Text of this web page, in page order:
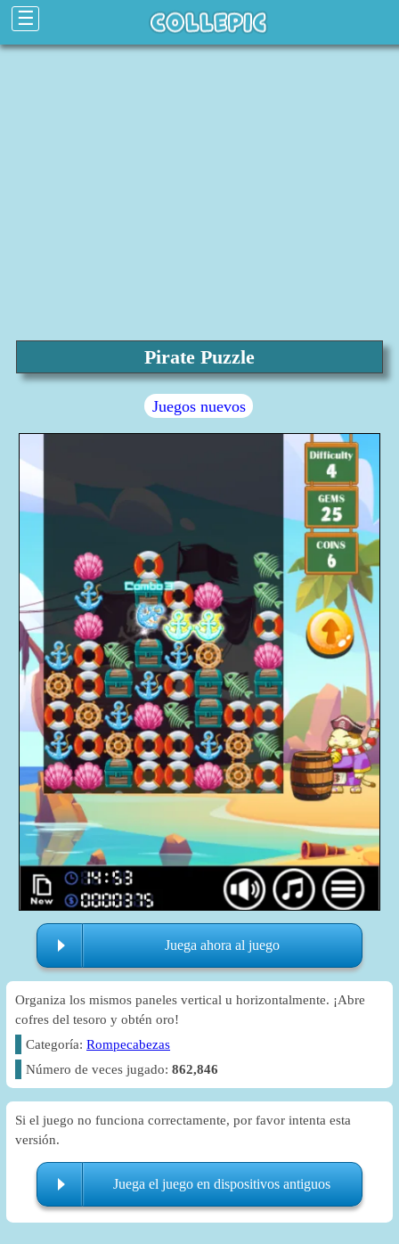
☰
Pirate Puzzle
Juegos nuevos
Juega ahora al juego
Organiza los mismos paneles vertical u horizontalmente. ¡Abre
cofres del tesoro y obtén oro!
Categoría:Rompecabezas
Número de veces jugado:862,846
Si el juego no funciona correctamente, por favor intenta esta
versión.
Juega el juego en dispositivos antiguos